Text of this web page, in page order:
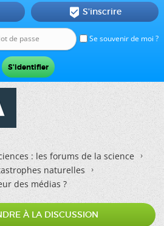
Se souvenir de moi ?
 S'inscrire
: les forums de la science
naturelles
des médias ?
À LA DISCUSSION